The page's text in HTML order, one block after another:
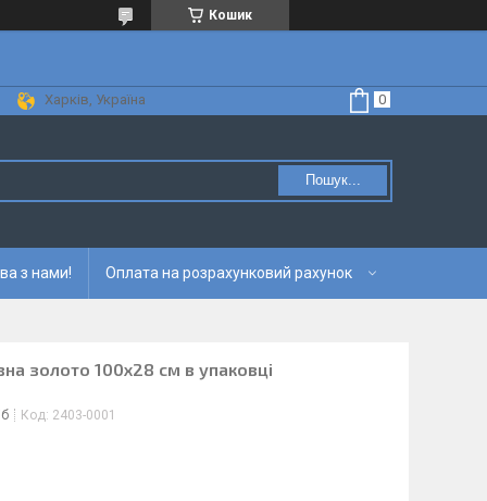
Кошик
Харків, Україна
Пошук...
з нами! Оплата на розрахунковий рахунок
золото 100х28 см в упаковці
Код: 2403-0001